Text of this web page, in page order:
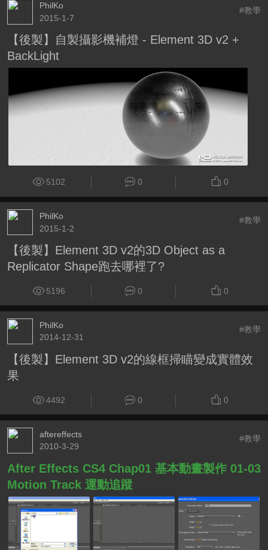
PhilKo
2015-1-7
#教學
【後製】自製攝影機補燈 - Element 3D v2 +
BackLight
5102 0 0
PhilKo
2015-1-2
#教學
【後製】Element 3D v2的3D Object as a
Replicator Shape跑去哪裡了?
5196 0 0
PhilKo
2014-12-31
#教學
【後製】Element 3D v2的線框掃瞄變成實體效
果
4492 0 0
aftereffects
2010-3-29
#教學
After Effects CS4 Chap01 基本動畫製作 01-03
Motion Track 運動追蹤